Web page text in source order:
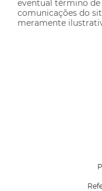
eventual término de
comunicações do
meramente